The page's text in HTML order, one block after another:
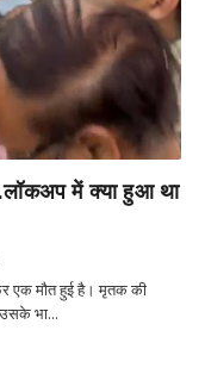
में क्या हुआ था
एक मौत हुई है। मृतक की
उसके भा...